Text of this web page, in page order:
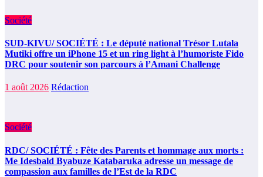
Société
SUD-KIVU/ SOCIÉTÉ : Le député national Trésor Lutala
Mutiki offre un iPhone 15 et un ring light à l’humoriste Fido
DRC pour soutenir son parcours à l’Amani Challenge
1 août 2026 Rédaction
Société
RDC/ SOCIÉTÉ : Fête des Parents et hommage aux morts :
Me Idesbald Byabuze Katabaruka adresse un message de
compassion aux familles de l’Est de la RDC